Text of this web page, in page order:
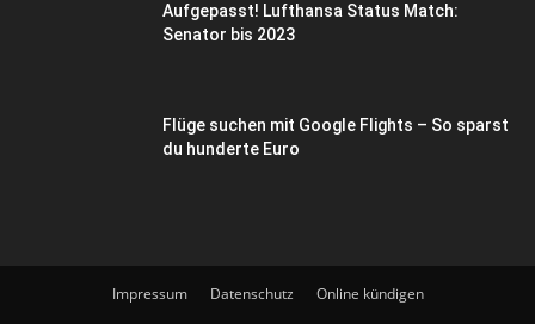
Aufgepasst! Lufthansa Status Match:
Senator bis 2023
Flüge suchen mit Google Flights – So sparst
du hunderte Euro
Impressum Datenschutz Online kündigen